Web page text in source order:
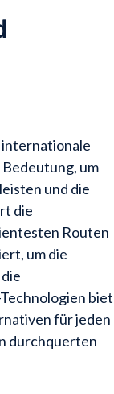
um
und die
die
Routen
um die
für jeden
durchquerten